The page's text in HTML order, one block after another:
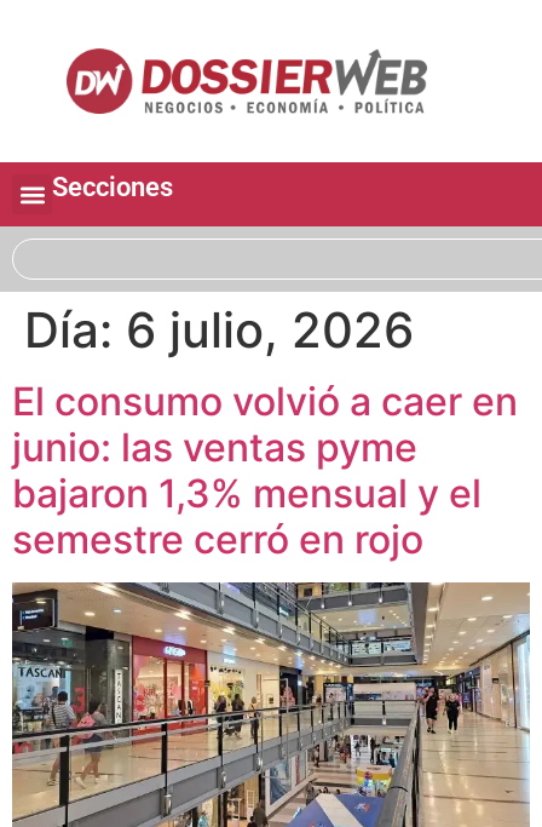
Secciones
Día: 6 julio, 2026
El consumo volvió a caer en
junio: las ventas pyme
bajaron 1,3% mensual y el
semestre cerró en rojo